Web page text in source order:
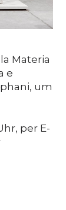
IT
Materia
e
um
per E-